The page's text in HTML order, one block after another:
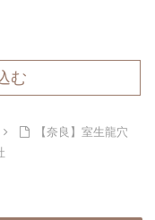
む
【奈良】室生龍穴